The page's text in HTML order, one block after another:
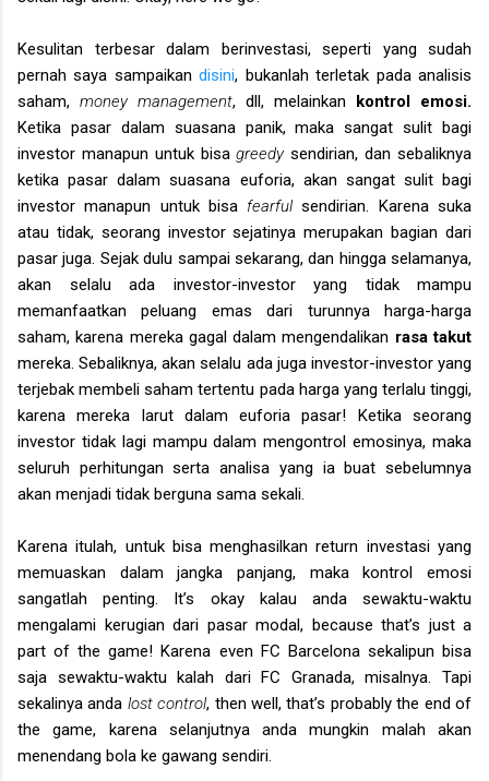
Kesulitan terbesar dalam berinvestasi, seperti yang sudah
pernah saya sampaikandisini, bukanlah terletak pada analisis
saham, money management, dll, melainkan kontrol emosi.
Ketika pasar dalam suasana panik, maka sangat sulit bagi
investor manapun untuk bisagreedysendirian, dan sebaliknya
ketika pasar dalam suasana euforia, akan sangat sulit bagi
investor manapun untuk bisa fearfulsendirian. Karena suka
atau tidak, seorang investor sejatinya merupakan bagian dari
pasar juga. Sejak dulu sampai sekarang, dan hingga selamanya,
akan selalu ada investor-investor yang tidak mampu
memanfaatkan peluang emas dari turunnya harga-harga
saham, karena mereka gagal dalam mengendalikan rasa takut
mereka. Sebaliknya, akan selalu ada juga investor-investor yang
terjebak membeli saham tertentu pada harga yang terlalu tinggi,
karena mereka larut dalam euforia pasar! Ketika seorang
investor tidak lagi mampu dalam mengontrol emosinya, maka
seluruh perhitungan serta analisa yang ia buat sebelumnya
akan menjadi tidak berguna sama sekali.
Karena itulah, untuk bisa menghasilkan return investasi yang
memuaskan dalam jangka panjang, maka kontrol emosi
sangatlah penting. It’s okay kalau anda sewaktu-waktu
mengalami kerugian dari pasar modal, because that’s just a
part of the game! Karena even FC Barcelona sekalipun bisa
saja sewaktu-waktu kalah dari FC Granada, misalnya. Tapi
sekalinya anda lost control, then well, that’s probably the end of
the game, karena selanjutnya anda mungkin malah akan
menendang bola ke gawang sendiri.